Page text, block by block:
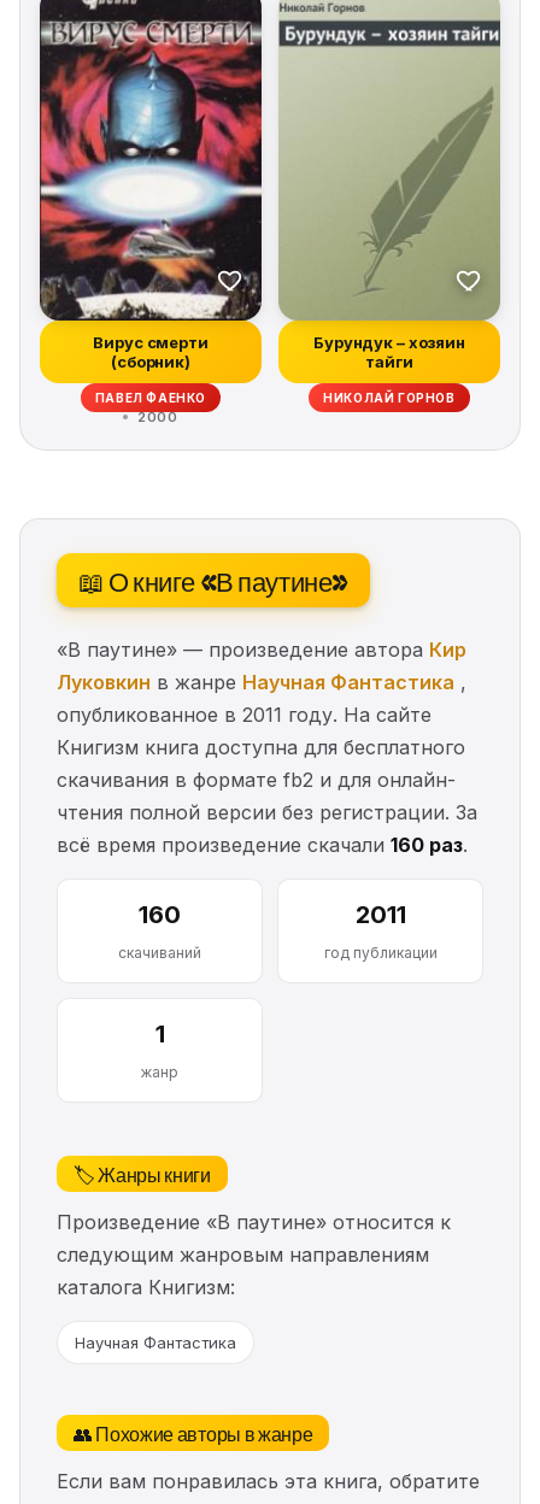
Вирус смерти
(сборник)
ПАВЕЛ ФАЕНКО
2000
Бурундук – хозяин
тайги
НИКОЛАЙ ГОРНОВ
📖 О книге «В паутине»
«В паутине» — произведение автора Кир
Луковкин в жанре Научная Фантастика ,
опубликованное в 2011 году. На сайте
Книгизм книга доступна для бесплатного
скачивания в формате fb2 и для онлайн-
чтения полной версии без регистрации. За
всё время произведение скачали 160 раз.
160
скачиваний
2011
год публикации
1
жанр
🏷️ Жанры книги
Произведение «В паутине» относится к
следующим жанровым направлениям
каталога Книгизм:
Научная Фантастика
👥 Похожие авторы в жанре
Если вам понравилась эта книга, обратите